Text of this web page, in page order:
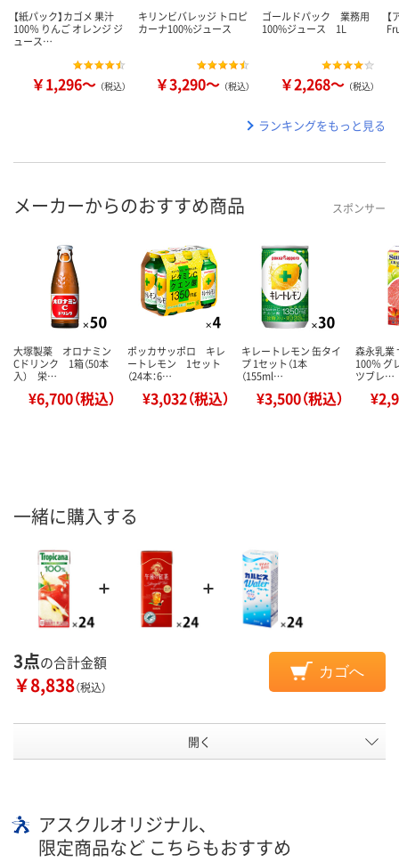
【紙パック】カゴメ 果汁
100％ りんご オレンジ ジ
ュース…
￥1,296～ （税込）
キリンビバレッジ トロピ
カーナ100%ジュース
￥3,290～ （税込）
ゴールドパック 業務用
100%ジュース 1L
￥2,268～ （税込）
ランキングをもっと見る
メーカーからのおすすめ商品 スポンサー
大塚製薬 オロナミン
Cドリンク 1箱（50本
入） 栄…
¥6,700（税込）
ポッカサッポロ キレ
ートレモン 1セット
（24本：6…
¥3,032（税込）
キレートレモン 缶タイ
プ 1セット（1本
（155ml…
¥3,500（税込）
森永乳業
100％ グ
ツブレ…
一緒に購入する
3点の合計金額
￥8,838（税込）
カゴへ
開く
アスクルオリジナル、
限定商品など こちらもおすすめ